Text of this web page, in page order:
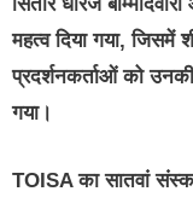
सितारे धीरज
महत्व दिया गया,
प्रदर्शनकर्ताओं को
गया।
TOISA का सातवां